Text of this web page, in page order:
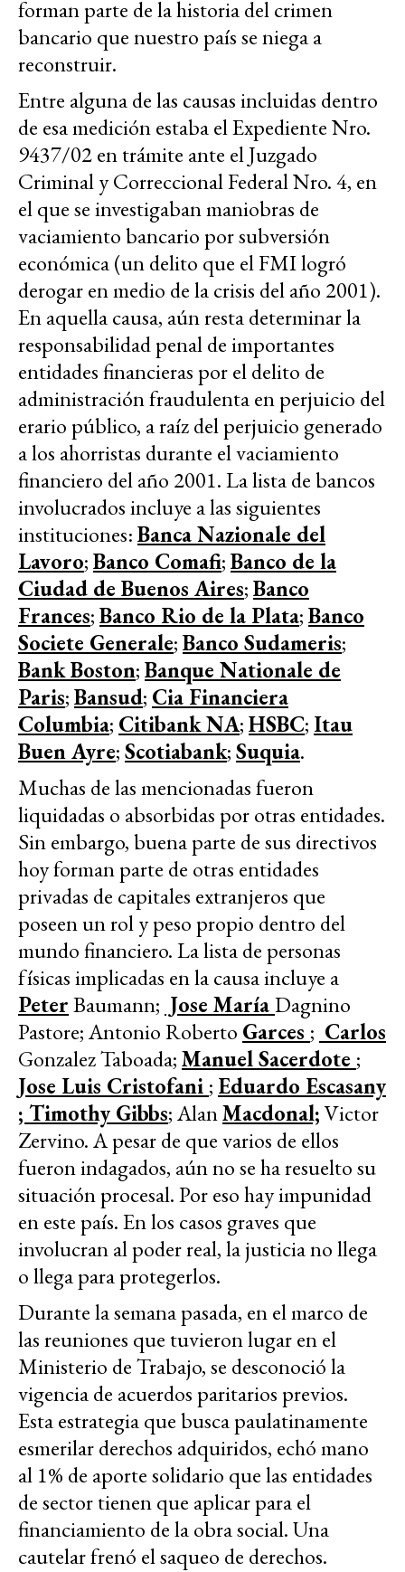
forman parte de la historia del crimen
bancario que nuestro país se niega a
reconstruir.
Entre alguna de las causas incluidas dentro
de esa medición estaba el Expediente Nro.
9437/02 en trámite ante el Juzgado
Criminal y Correccional Federal Nro. 4, en
el que se investigaban maniobras de
vaciamiento bancario por subversión
económica (un delito que el FMI logró
derogar en medio de la crisis del año 2001).
En aquella causa, aún resta determinar la
responsabilidad penal de importantes
entidades financieras por el delito de
administración fraudulenta en perjuicio del
erario público, a raíz del perjuicio generado
a los ahorristas durante el vaciamiento
financiero del año 2001. La lista de bancos
involucrados incluye a las siguientes
instituciones:Banca Nazionale del
Lavoro;Banco Comafi;Banco de la
Ciudad de Buenos Aires;Banco
Frances;Banco Rio de la Plata;Banco
Societe Generale;Banco Sudameris;
Bank Boston;Banque Nationale de
Paris;Bansud; Cia Financiera
Columbia; Citibank NA;HSBC; Itau
Buen Ayre;Scotiabank;Suquia.
Muchas de las mencionadas fueron
liquidadas o absorbidas por otras entidades.
Sin embargo, buena parte de sus directivos
hoy forman parte de otras entidades
privadas de capitales extranjeros que
poseen un rol y peso propio dentro del
mundo financiero. La lista de personas
físicas implicadas en la causa incluye a
PeterBaumann; Jose MaríaDagnino
Pastore; Antonio Roberto Garces ; Carlos
Gonzalez Taboada;Manuel Sacerdote ;
Jose Luis Cristofani ; Eduardo Escasany
; Timothy Gibbs; AlanMacdonal;Victor
Zervino. A pesar de que varios de ellos
fueron indagados, aún no se ha resuelto su
situación procesal. Por eso hay impunidad
en este país. En los casos graves que
involucran al poder real, la justicia no llega
o llega para protegerlos.
Durante la semana pasada, en el marco de
las reuniones que tuvieron lugar en el
Ministerio de Trabajo, se desconoció la
vigencia de acuerdos paritarios previos.
Esta estrategia que busca paulatinamente
esmerilar derechos adquiridos, echó mano
al 1% de aporte solidario que las entidades
de sector tienen que aplicar para el
financiamiento de la obra social. Una
cautelar frenó el saqueo de derechos.